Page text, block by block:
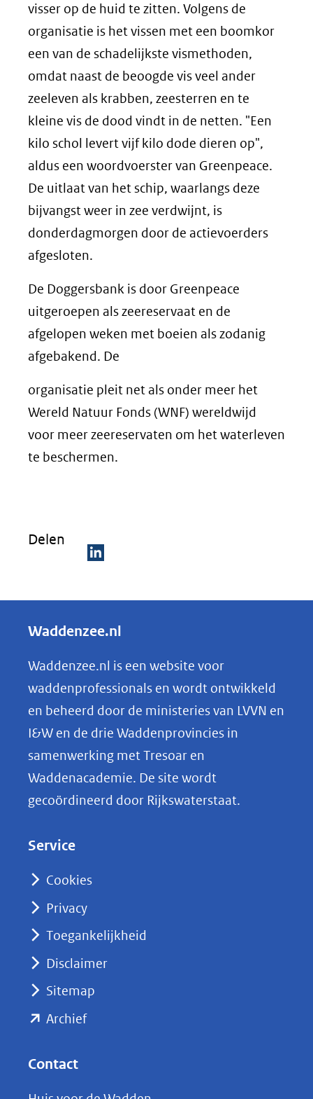
visser op de huid te zitten. Volgens de
organisatie is het vissen met een boomkor
een van de schadelijkste vismethoden,
omdat naast de beoogde vis veel ander
zeeleven als krabben, zeesterren en te
kleine vis de dood vindt in de netten. "Een
kilo schol levert vijf kilo dode dieren op",
aldus een woordvoerster van Greenpeace.
De uitlaat van het schip, waarlangs deze
bijvangst weer in zee verdwijnt, is
donderdagmorgen door de actievoerders
afgesloten.
De Doggersbank is door Greenpeace
uitgeroepen als zeereservaat en de
afgelopen weken met boeien als zodanig
afgebakend. De
organisatie pleit net als onder meer het
Wereld Natuur Fonds (WNF) wereldwijd
voor meer zeereservaten om het waterleven
te beschermen.
Delen
e
e
n
o
p
k
e
nieuw
naar
Waddenzee.nl
Waddenzee.nl is een website voor
waddenprofessionals en wordt ontwikkeld
en beheerd door de ministeries van LVVN en
I&W en de drie Waddenprovincies in
samenwerking met Tresoar en
Waddenacademie. De site wordt
gecoördineerd door Rijkswaterstaat.
Service
Cookies
Privacy
Toegankelijkheid
Disclaimer
Sitemap
Archief(opent
Contact